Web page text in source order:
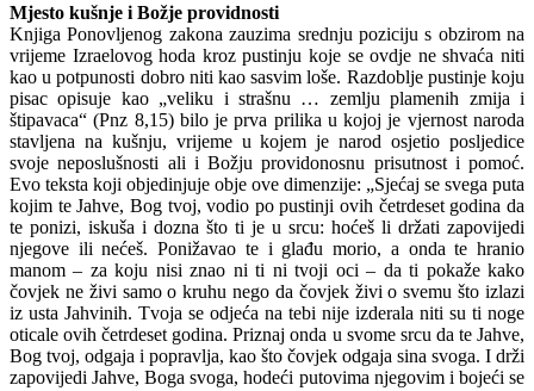
Mjesto kušnje i Božje providnosti
Knjiga Ponovljenog zakona zauzima srednju poziciju s obzirom na
vrijeme Izraelovog hoda kroz pustinju koje se ovdje ne shvaća niti
kao u potpunosti dobro niti kao sasvim loše. Razdoblje pustinje koju
pisac opisuje kao „veliku i strašnu … zemlju plamenih zmija i
štipavaca“ (Pnz 8,15) bilo je prva prilika u kojoj je vjernost naroda
stavljena na kušnju, vrijeme u kojem je narod osjetio posljedice
svoje neposlušnosti ali i Božju providonosnu prisutnost i pomoć.
Evo teksta koji objedinjuje obje ove dimenzije: „Sjećaj se svega puta
kojim te Jahve, Bog tvoj, vodio po pustinji ovih četrdeset godina da
te ponizi, iskuša i dozna što ti je u srcu: hoćeš li držati zapovijedi
njegove ili nećeš. Ponižavao te i glađu morio, a onda te hranio
manom – za koju nisi znao ni ti ni tvoji oci – da ti pokaže kako
čovjek ne živi samo o kruhu nego da čovjek živi o svemu što izlazi
iz usta Jahvinih. Tvoja se odjeća na tebi nije izderala niti su ti noge
oticale ovih četrdeset godina. Priznaj onda u svome srcu da te Jahve,
Bog tvoj, odgaja i popravlja, kao što čovjek odgaja sina svoga. I drži
zapovijedi Jahve, Boga svoga, hodeći putovima njegovim i bojeći se